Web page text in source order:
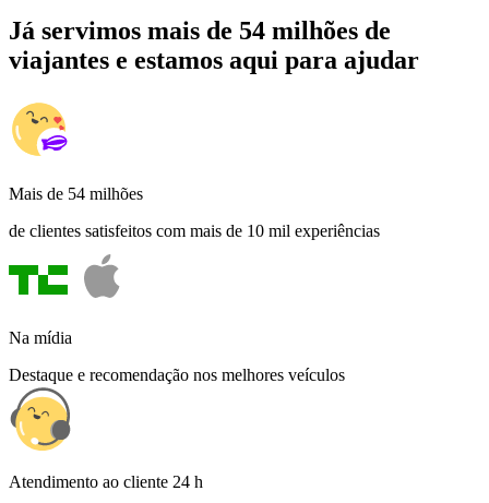
Já servimos mais de 54 milhões de
viajantes e estamos aqui para ajudar
Mais de 54 milhões
de clientes satisfeitos com mais de 10 mil experiências
Na mídia
Destaque e recomendação nos melhores veículos
Atendimento ao cliente 24 h